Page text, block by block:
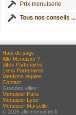
Prix menuiserie
Tous nos conseils ...
Haut de page
Allo-Menuisier ?
Sites Partenaires
Liens Partenaires
Mentions légales
Contact
Grandes villes :
Menuisier Paris
Menuisier Lyon
Menuisier Marseille
© 2026 allo-menuisier.fr